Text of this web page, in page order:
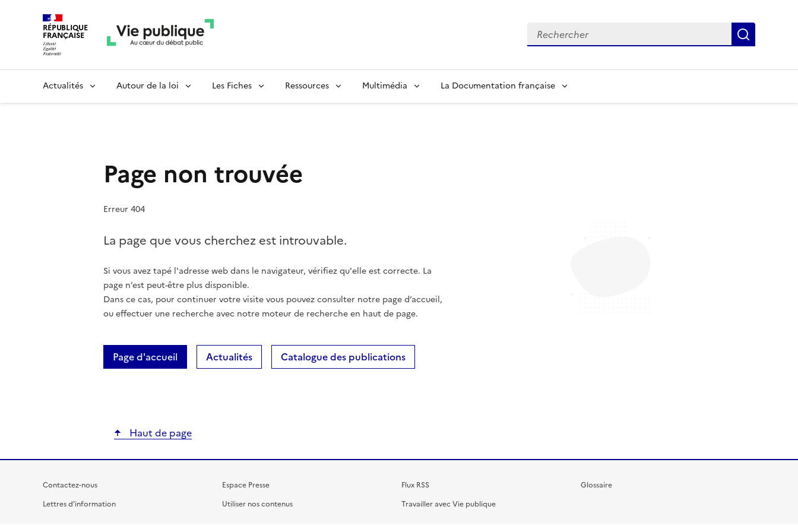
RÉPUBLIQUE
FRANÇAISE Recherche
Actualités Autour de la loi Les Fiches Ressources Multimédia La Documentation française
Page non trouvée
Erreur 404
La page que vous cherchez est introuvable.
Si vous avez tapé l'adresse web dans le navigateur, vérifiez qu'elle est correcte. La
page n’est peut-être plus disponible.
Dans ce cas, pour continuer votre visite vous pouvez consulter notre page d’accueil,
ou effectuer une recherche avec notre moteur de recherche en haut de page.
Page d'accueil Actualités Catalogue des publications
Haut de page
Contactez-nous
Lettres d'information
Espace Presse
Utiliser nos contenus
Flux RSS
Travailler avec Vie publique
Glossaire